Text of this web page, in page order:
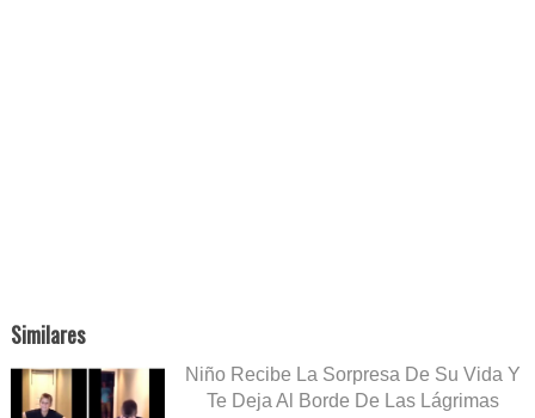
Similares
Niño Recibe La Sorpresa De Su Vida Y
Te Deja Al Borde De Las Lágrimas